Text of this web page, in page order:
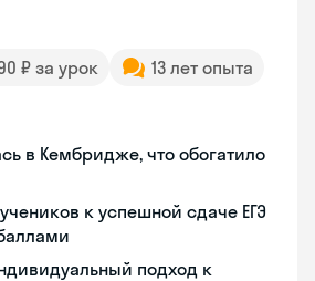
₽ за урок
13 лет опыта
в Кембридже, что обогатило
к успешной сдаче ЕГЭ
подход к